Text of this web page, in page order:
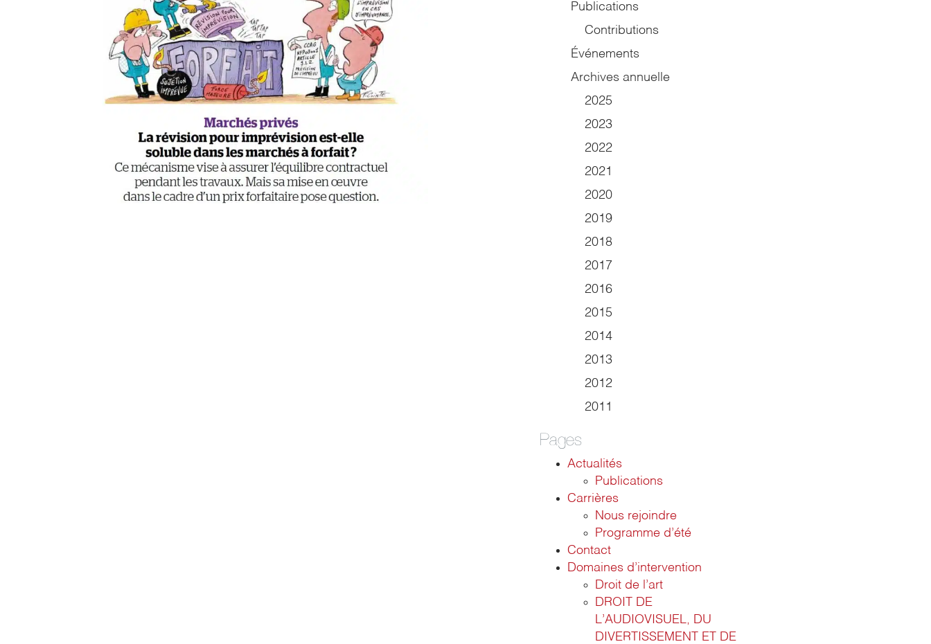
Publications
Contributions
Événements
Archives annuelle
2025
2023
2022
2021
2020
2019
2018
2017
2016
2015
2014
2013
2012
2011
Pages
Actualités
Publications
Carrières
Nous rejoindre
Programme d’été
Contact
Domaines d’intervention
Droit de l’art
DROIT DE
L’AUDIOVISUEL, DU
DIVERTISSEMENT ET DE